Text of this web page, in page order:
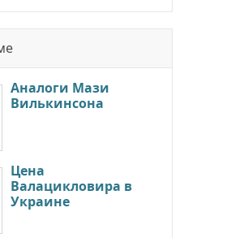
Аналоги Мази
Вилькинсона
Цена
Валацикловира в
Украине